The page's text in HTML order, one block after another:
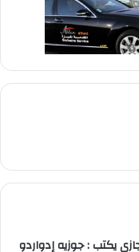
يكتب : جوزيه إدواردو